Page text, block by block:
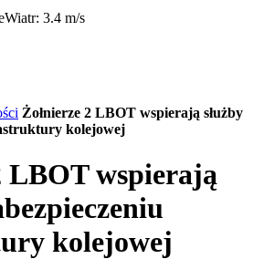
Wiatr: 3.4 m/s
Żołnierze 2 LBOT wspierają służby
kolejowej
LBOT wspierają
kolejowej